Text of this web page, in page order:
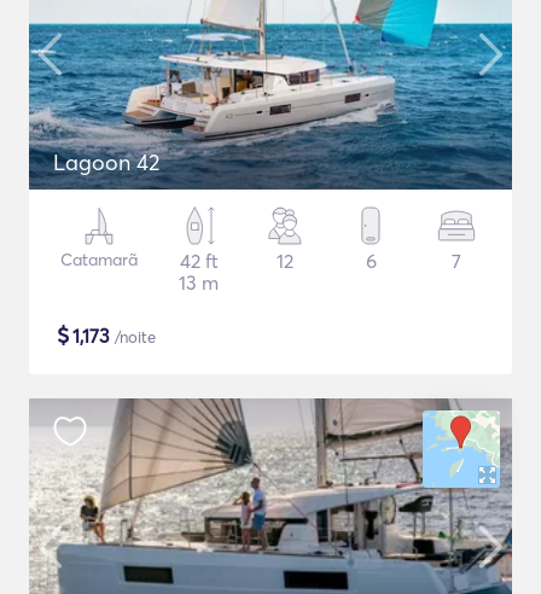
Lagoon 42
Catamarã
42 ft
13 m
12 6 7
$1,173 /noite